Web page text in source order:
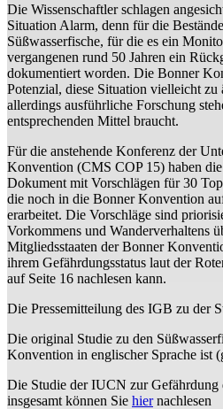
Die Wissenschaftler schlagen
Situation Alarm, denn für die
Süßwasserfische, für die es ein
vergangenen rund 50 Jahren ein
dokumentiert worden. Die Bonner
Potenzial, diese Situation vielleicht zu
allerdings ausführliche Forschung
entsprechenden Mittel braucht.
Für die anstehende Konferenz der
Konvention (CMS COP 15) haben
Dokument mit Vorschlägen für 30
die noch in die Bonner Konvention
erarbeitet. Die Vorschläge sind
Vorkommens und Wanderverhaltens
Mitgliedsstaaten der Bonner
ihrem Gefährdungsstatus laut der
auf Seite 16 nachlesen kann.
Die Pressemitteilung des IGB zu der
Die original Studie zu den
Konvention in englischer Sprache ist
Die Studie der IUCN zur Gefährdung
insgesamt können Sie hiernachlesen